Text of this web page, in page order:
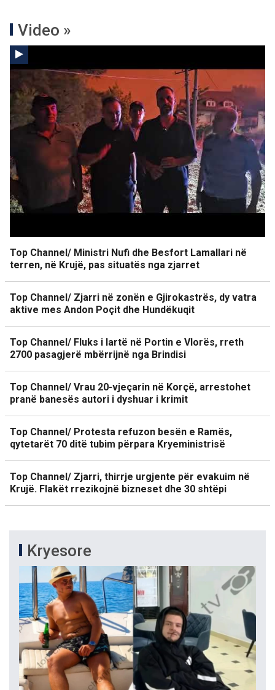
Video »
Top Channel/ Ministri Nufi dhe Besfort Lamallari në
terren, në Krujë, pas situatës nga zjarret
Top Channel/ Zjarri në zonën e Gjirokastrës, dy vatra
aktive mes Andon Poçit dhe Hundëkuqit
Top Channel/ Fluks i lartë në Portin e Vlorës, rreth
2700 pasagjerë mbërrijnë nga Brindisi
Top Channel/ Vrau 20-vjeçarin në Korçë, arrestohet
pranë banesës autori i dyshuar i krimit
Top Channel/ Protesta refuzon besën e Ramës,
qytetarët 70 ditë tubim përpara Kryeministrisë
Top Channel/ Zjarri, thirrje urgjente për evakuim në
Krujë. Flakët rrezikojnë bizneset dhe 30 shtëpi
Kryesore